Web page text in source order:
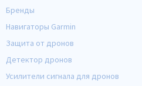
Бренды
Навигаторы Garmin
Защита от дронов
Детектор дронов
Усилители сигнала для дронов